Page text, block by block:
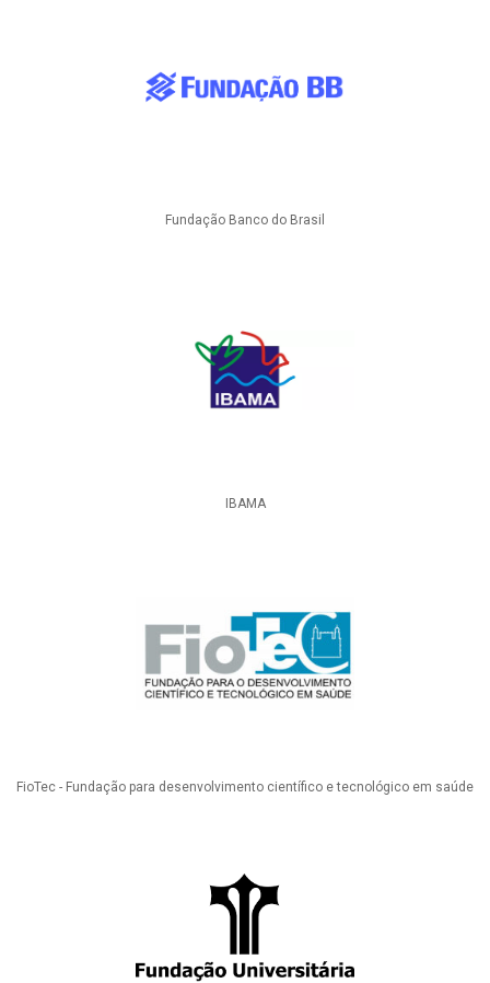
Fundação Banco do Brasil
IBAMA
FioTec - Fundação para desenvolvimento científico e tecnológico em saúde